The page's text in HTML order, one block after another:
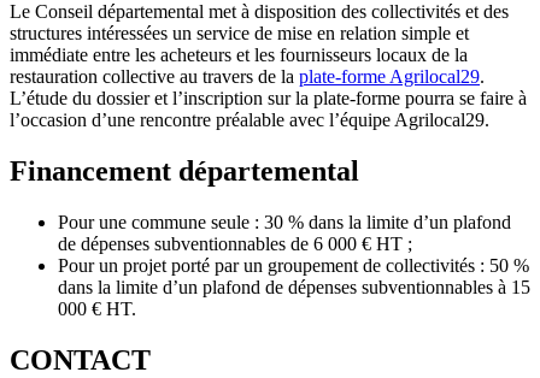
Le Conseil départemental met à disposition des collectivités et des
structures intéressées un service de mise en relation simple et
immédiate entre les acheteurs et les fournisseurs locaux de la
restauration collective au travers de la plate-forme Agrilocal29.
L’étude du dossier et l’inscription sur la plate-forme pourra se faire à
l’occasion d’une rencontre préalable avec l’équipe Agrilocal29.
Financement départemental
Pour une commune seule : 30 % dans la limite d’un plafond
de dépenses subventionnables de 6 000 € HT ;
Pour un projet porté par un groupement de collectivités : 50 %
dans la limite d’un plafond de dépenses subventionnables à 15
000 € HT.
CONTACT